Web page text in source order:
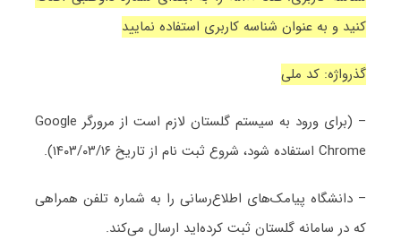
کنید و به عنوان شناسه کاربری استفاده نمایید
گذرواژه: کد ملی
– (برای ورود به سیستم گلستان لازم است از مرورگر Google
Chrome استفاده شود، شروع ثبت نام از تاریخ ۱۴۰۳/۰۳/۱۶).
– دانشگاه پیامک‌های اطلاع‌رسانی را به شماره تلفن همراهی
که در سامانه گلستان ثبت کرده‌اید ارسال می‌کند.